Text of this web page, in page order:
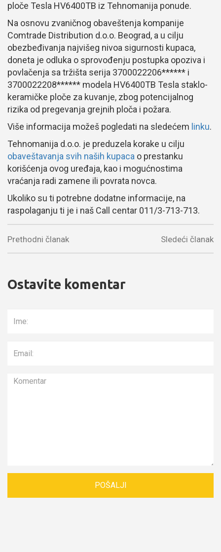
ploče Tesla HV6400TB iz Tehnomanija ponude.
Na osnovu zvaničnog obaveštenja kompanije
Comtrade Distribution d.o.o. Beograd, a u cilju
obezbeđivanja najvišeg nivoa sigurnosti kupaca,
doneta je odluka o sprovođenju postupka opoziva i
povlačenja sa tržišta serija 3700022206****** i
3700022208****** modela HV6400TB Tesla staklo-
keramičke ploče za kuvanje, zbog potencijalnog
rizika od pregevanja grejnih ploča i požara.
Više informacija možeš pogledati na sledećem linku.
Tehnomanija d.o.o. je preduzela korake u cilju
obaveštavanja svih naših kupaca o prestanku
korišćenja ovog uređaja, kao i mogućnostima
vraćanja radi zamene ili povrata novca.
Ukoliko su ti potrebne dodatne informacije, na
raspolaganju ti je i naš Call centar 011/3-713-713.
Sledeći članak
Prethodni članak
Ostavite komentar